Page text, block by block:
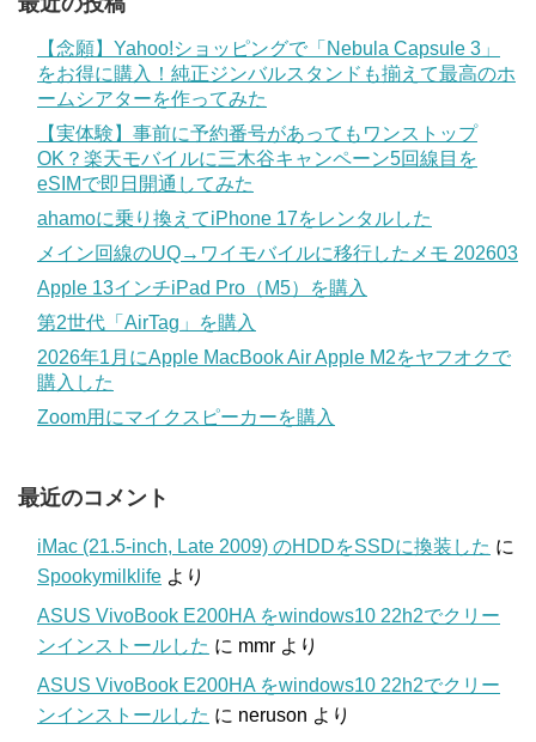
【念願】Yahoo!ショッピングで「Nebula Capsule 3」
をお得に購入！純正ジンバルスタンドも揃えて最高のホ
ームシアターを作ってみた
【実体験】事前に予約番号があってもワンストップ
OK？楽天モバイルに三木谷キャンペーン5回線目を
eSIMで即日開通してみた
ahamoに乗り換えてiPhone 17をレンタルした
メイン回線のUQ→ワイモバイルに移行したメモ 202603
Apple 13インチiPad Pro（M5）を購入
第2世代「AirTag」を購入
2026年1月にApple MacBook Air Apple M2をヤフオクで
購入した
Zoom用にマイクスピーカーを購入
最近のコメント
iMac (21.5-inch, Late 2009) のHDDをSSDに換装した に
Spookymilklife より
ASUS VivoBook E200HA をwindows10 22h2でクリー
ンインストールした に mmr より
ASUS VivoBook E200HA をwindows10 22h2でクリー
ンインストールした に neruson より